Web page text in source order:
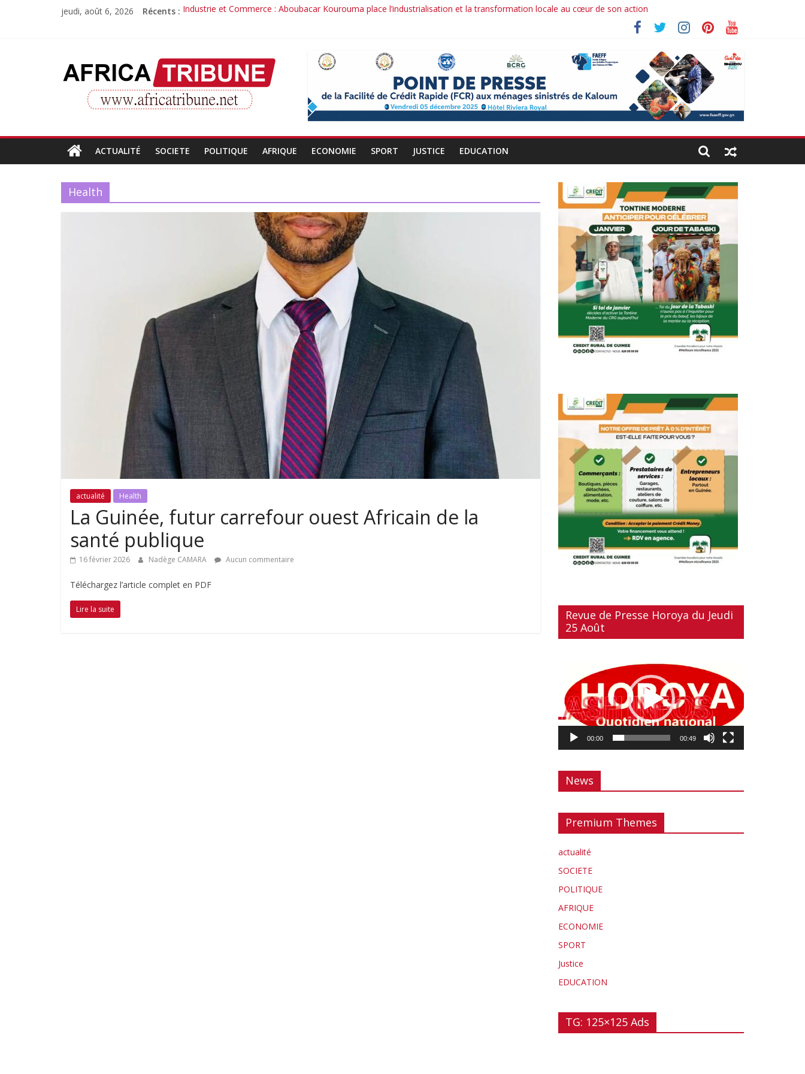
jeudi, août 6, 2026 Récents : Industrie et Commerce : Aboubacar Kourouma place l’industrialisation et la transformation locale au cœur de son action
Djiba Diakité reconduit : la confiance renouvelée envers un homme de résultats
Le parcours inspirant d’un officier au service du Président et de son pays.
AfricaTribune
d'informations
ACTUALITÉ SOCIETE POLITIQUE AFRIQUE ECONOMIE SPORT JUSTICE EDUCATION
Health
actualité Health
La Guinée, futur carrefour ouest Africain de la
santé publique
16 février 2026 Nadège CAMARA Aucun commentaire
Téléchargez l’article complet en PDF
Lire la suite
Revue de Presse Horoya du Jeudi
25 Août
00:00 00:49
News
Premium Themes
actualité
SOCIETE
POLITIQUE
AFRIQUE
ECONOMIE
SPORT
Justice
EDUCATION
TG: 125×125 Ads